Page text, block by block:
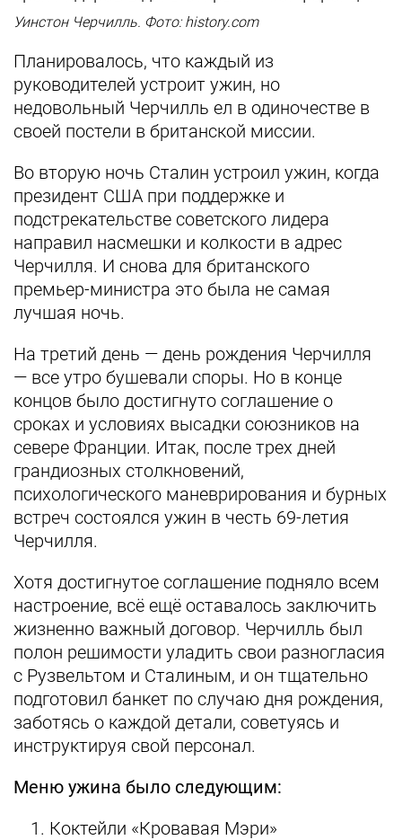
Уинстон Черчилль. Фото: history.com
Планировалось, что каждый из
руководителей устроит ужин, но
недовольный Черчилль ел в одиночестве в
своей постели в британской миссии.
Во вторую ночь Сталин устроил ужин, когда
президент США при поддержке и
подстрекательстве советского лидера
направил насмешки и колкости в адрес
Черчилля. И снова для британского
премьер-министра это была не самая
лучшая ночь.
На третий день — день рождения Черчилля
— все утро бушевали споры. Но в конце
концов было достигнуто соглашение о
сроках и условиях высадки союзников на
севере Франции. Итак, после трех дней
грандиозных столкновений,
психологического маневрирования и бурных
встреч состоялся ужин в честь 69-летия
Черчилля.
Хотя достигнутое соглашение подняло всем
настроение, всё ещё оставалось заключить
жизненно важный договор. Черчилль был
полон решимости уладить свои разногласия
с Рузвельтом и Сталиным, и он тщательно
подготовил банкет по случаю дня рождения,
заботясь о каждой детали, советуясь и
инструктируя свой персонал.
Меню ужина было следующим:
Коктейли «Кровавая Мэри»